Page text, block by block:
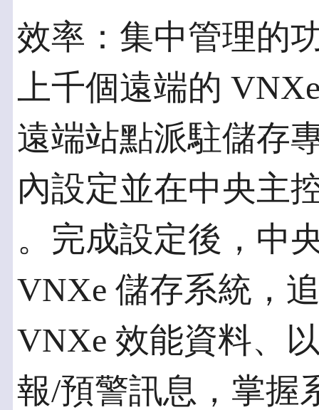
效率：集中管理的
上千個遠端的
遠端站點派駐儲存
內設定並在中央主
。完成設定後，中
VNXe 儲存系統，
VNXe 效能資料、
報/預警訊息，掌握